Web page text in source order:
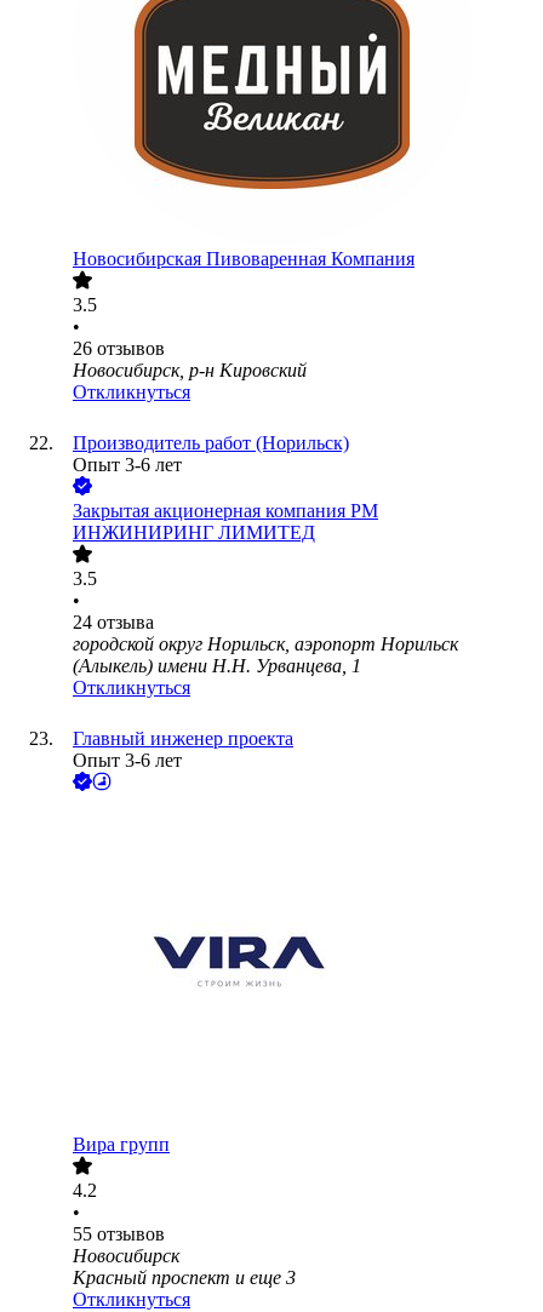
Новосибирская Пивоваренная Компания
3.5
•
26 отзывов
Новосибирск, р-н Кировский
Откликнуться
Производитель работ (Норильск)
Опыт 3-6 лет
Закрытая акционерная компания РМ
ИНЖИНИРИНГ ЛИМИТЕД
3.5
•
24 отзыва
городской округ Норильск, аэропорт Норильск
(Алыкель) имени Н.Н. Урванцева, 1
Откликнуться
Главный инженер проекта
Опыт 3-6 лет
Вира групп
4.2
•
55 отзывов
Новосибирск
Красный проспект и еще 3
Откликнуться